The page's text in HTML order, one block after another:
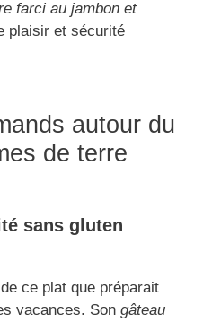
farci au jambon et
plaisir et sécurité
autour du
de terre
sans gluten
ce plat que préparait
vacances. Son gâteau